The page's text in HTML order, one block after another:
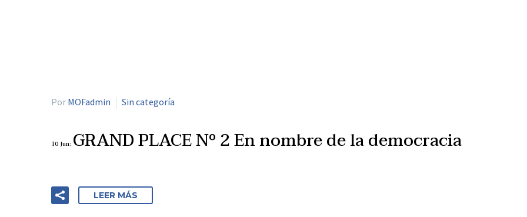
Por MOFadmin Sin categoría
10 Jun: GRAND PLACE Nº 2 En nombre de la democracia
LEER MÁS